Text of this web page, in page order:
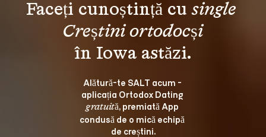
Faceți cunoștință cu single
Creștini ortodocși
Alătură-te SALT acum -
aplicația Ortodox Dating
gratuită, premiată App
condusă de o mică echipă
de creștini.